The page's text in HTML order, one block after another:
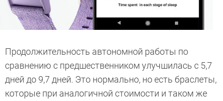
Продолжительность автономной работы по
сравнению с предшественником улучшилась с 5,7
дней до 9,7 дней. Это нормально, но есть браслеты,
которые при аналогичной стоимости и таком же